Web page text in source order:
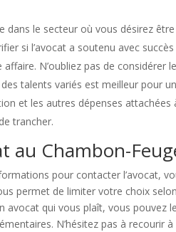
dans le secteur où vous désirez
si l’avocat a soutenu avec
N’oubliez pas de
talents variés est meilleur pour
et les autres dépenses attachées
trancher.
Chambon-
pour contacter l’avocat,
permet de limiter votre choix
avocat qui vous plaît, vous
N’hésitez pas à recourir